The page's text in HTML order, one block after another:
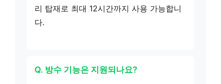
리 탑재로 최대 12시간까지 사용 가능합니
다.
Q. 방수 기능은 지원되나요?